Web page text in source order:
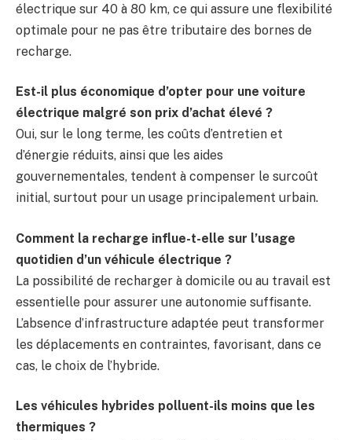
électrique sur 40 à 80 km, ce qui assure une flexibilité
optimale pour ne pas être tributaire des bornes de
recharge.
Est-il plus économique d’opter pour une voiture
électrique malgré son prix d’achat élevé ?
Oui, sur le long terme, les coûts d’entretien et
d’énergie réduits, ainsi que les aides
gouvernementales, tendent à compenser le surcoût
initial, surtout pour un usage principalement urbain.
Comment la recharge influe-t-elle sur l’usage
quotidien d’un véhicule électrique ?
La possibilité de recharger à domicile ou au travail est
essentielle pour assurer une autonomie suffisante.
L’absence d’infrastructure adaptée peut transformer
les déplacements en contraintes, favorisant, dans ce
cas, le choix de l’hybride.
Les véhicules hybrides polluent-ils moins que les
thermiques ?